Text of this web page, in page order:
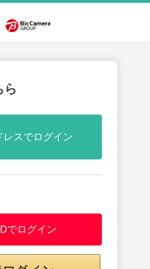
ら
スでログイン
でログイン